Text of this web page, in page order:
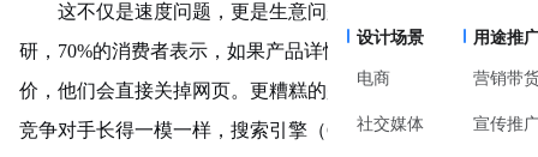
设计场景
电商
社交媒体
用途推
营销带
宣传推
这不仅是速度问题，更是生意问题。根据最新的电商调
研，70%的消费者表示，如果产品详情页信息模糊、视觉廉
价，他们会直接关掉网页。更糟糕的是，如果你的详情页和
竞争对手长得一模一样，搜索引擎（Google）甚至懒得收录